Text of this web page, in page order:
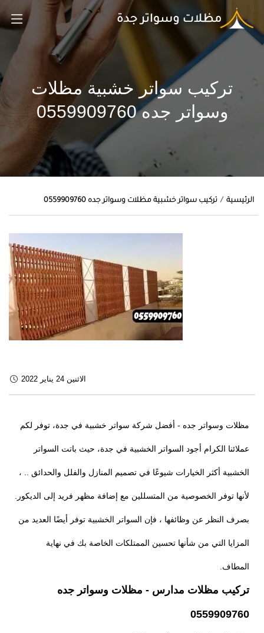
تركيب سواتر خشبية مظلات
وسواتر جده 0559909760
الرئيسية تركيب سواتر خشبية مظلات وسواتر جده 0559909760
الاثنين 24 يناير 2022
مظلات وسواتر جده - أفضل شركة سواتر خشبية في جدة، توفر لكم
عملائنا الكرام أجود السواتر الخشبية في جدة، حيث باتت السواتر
الخشبية أكثر الخيارات شيوعًا في تصميم المنازل والفلل والحدائق .. ،
لأنها توفر الخصوصية من المتسللين مع إضافة مظهر فريد إلى الديكور.
بصرف النظر عن وظائفها ، فإن السواتر الخشبية توفر أيضًا العديد من
المزايا التي من شأنها تحسين الممتلكات الخاصة بك في نهاية
المطاف.
تركيب مظلات مدارس - مظلات وسواتر جده
0559909760